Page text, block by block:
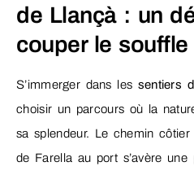
de Llançà : un
couper le souffle
S’immerger dans les sentiers
choisir un parcours où la
sa splendeur. Le chemin
de Farella au port s’avère une